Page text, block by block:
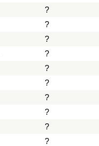
?
?
?
?
?
?
?
?
?
?